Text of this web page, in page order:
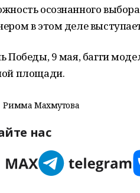
осознанного
в этом деле
Победы, 9 мая, багги
площади.
Римма Махмутова
нас